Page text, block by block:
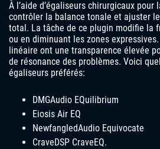
À l’aide d’égaliseurs chirurgicaux
contrôler la balance tonale et ajuster
total. La tâche de ce plugin modifie la
ou en diminuant les zones
linéaire ont une transparence élevée
de résonance des problèmes. Voici
égaliseurs préférés:
DMGAudio EQuilibrium
Eiosis Air EQ
NewfangledAudio Equivocate
CraveDSP CraveEQ.